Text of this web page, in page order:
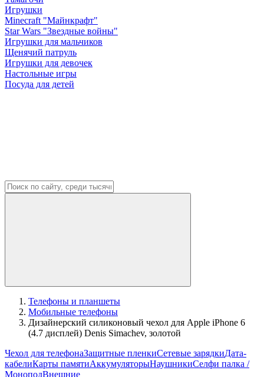
Игрушки
Minecraft "Майнкрафт"
Star Wars "Звездные войны"
Игрушки для мальчиков
Щенячий патруль
Игрушки для девочек
Настольные игры
Посуда для детей
Телефоны и планшеты
Мобильные телефоны
Дизайнерский силиконовый чехол для Apple iPhone 6
(4.7 дисплей) Denis Simachev, золотой
Чехол для телефонаЗащитные пленкиСетевые зарядкиДата-
кабелиКарты памятиАккумуляторыНаушникиСелфи палка /
МоноподВнешние